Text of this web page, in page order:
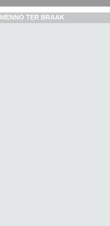
MENNO TER BRAAK